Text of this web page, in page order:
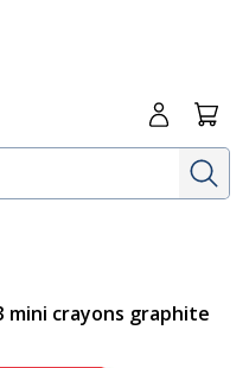
Me
mini crayons graphite